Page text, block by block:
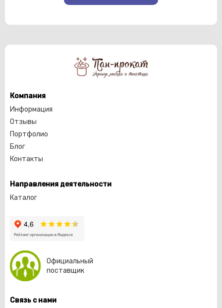
Компания
Информация
Отзывы
Портфолио
Блог
Контакты
Направления деятельности
Каталог
Официальный
поставщик
Связь с нами